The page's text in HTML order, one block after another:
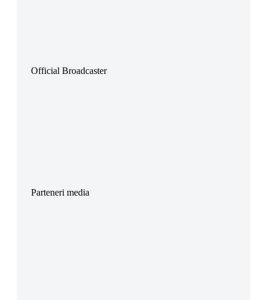
Official Broadcaster
Parteneri media